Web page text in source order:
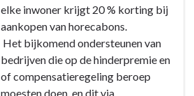
elke inwoner krijgt 20 % korting bij
aankopen van horecabons.
Het bijkomend ondersteunen van
bedrijven die op de hinderpremie en
of compensatieregeling beroep
moesten doen, en dit via